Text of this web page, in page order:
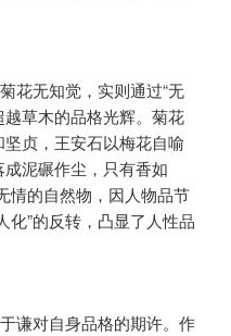
花无知觉，实则通过“无
越草木的品格光辉。菊花
贞，王安石以梅花自喻
成泥碾作尘，只有香如
情的自然物，因人物品节
化”的反转，凸显了人性品
谦对自身品格的期许。作